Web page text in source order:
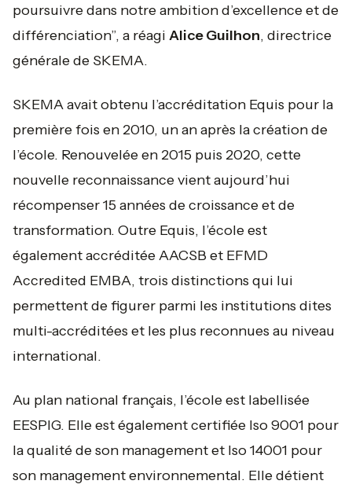
poursuivre dans notre ambition d’excellence et de
différenciation”, a réagi Alice Guilhon, directrice
générale de SKEMA.
SKEMA avait obtenu l’accréditation Equis pour la
première fois en 2010, un an après la création de
l’école. Renouvelée en 2015 puis 2020, cette
nouvelle reconnaissance vient aujourd’hui
récompenser 15 années de croissance et de
transformation. Outre Equis, l’école est
également accréditée AACSB et EFMD
Accredited EMBA, trois distinctions qui lui
permettent de figurer parmi les institutions dites
multi-accréditées et les plus reconnues au niveau
international.
Au plan national français, l’école est labellisée
EESPIG. Elle est également certifiée Iso 9001 pour
la qualité de son management et Iso 14001 pour
son management environnemental. Elle détient